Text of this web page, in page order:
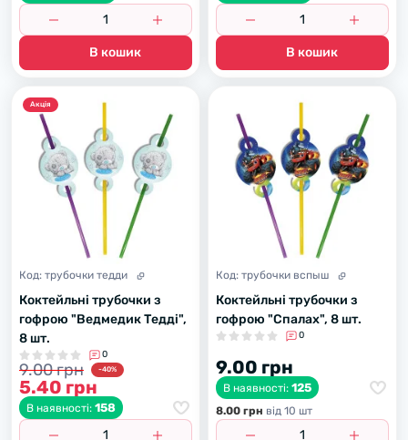
В кошик В кошик
Акцiя
Код: трубочки тедди
Коктейльні трубочки з
гофрою "Ведмедик Тедді",
8 шт.
0
9.00 грн -40%
5.40 грн
В наявності: 158
Код: трубочки вспыш
Коктейльні трубочки з
гофрою "Спалах", 8 шт.
0
9.00 грн
В наявності: 125
8.00 грн вiд 10 шт